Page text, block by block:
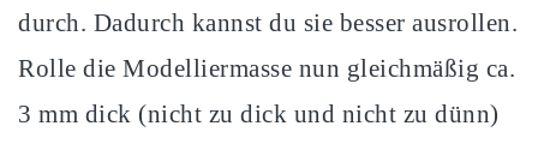
durch. Dadurch kannst du sie besser ausrollen.
Rolle die Modelliermasse nun gleichmäßig ca.
3 mm dick (nicht zu dick und nicht zu dünn)